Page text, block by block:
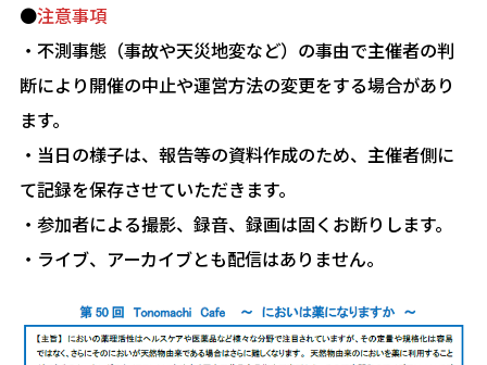
●注意事項
・不測事態（事故や天災地変など）の事由で主催者の判
断により開催の中⽌や運営⽅法の変更をする場合があり
ます。
・当⽇の様⼦は、報告等の資料作成のため、主催者側に
て記録を保存させていただきます。
・参加者による撮影、録⾳、録画は固くお断りします。
・ライブ、アーカイブとも配信はありません。